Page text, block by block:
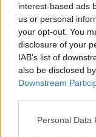
interest-based ads
us or personal
your opt-out. You
disclosure of your
IAB’s list of
also be disclosed
Downstream
Please note that
Personal Data
Οι
θέλουν
— και η
Η διαχείριση
κρίσιμη για
αρνητικές